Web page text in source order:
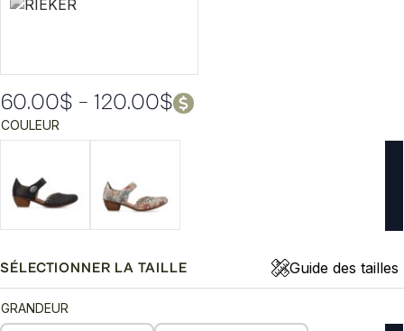
60.00$ – 120.00$
Plage
de
60.00$
à
COULEUR
SÉLECTIONNER LA TAILLE Guide des tailles
GRANDEUR